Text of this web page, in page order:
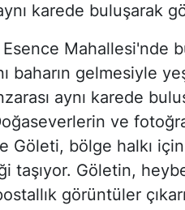
karede buluşarak
Mahallesi'nde
baharın gelmesiyle
aynı karede
ve
Göleti, bölge halkı
taşıyor. Göletin,
görüntüler